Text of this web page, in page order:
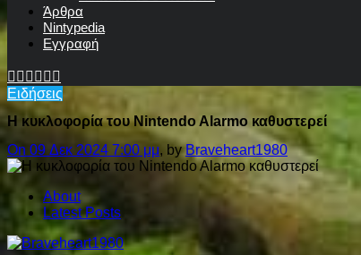
Άρθρα
Nintypedia
Εγγραφή
Ειδήσεις
Η κυκλοφορία του Nintendo Alarmo καθυστερεί
On 09 Δεκ 2024 7:00 μμ, by Braveheart1980
About
Latest Posts